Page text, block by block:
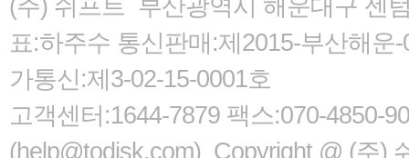
(주) 쉬프트 부산광역시 해운대구 센
표:하주수 통신판매:제2015-부산해
가통신:제3-02-15-0001호
고객센터:1644-7879 팩스:070-4850-
(help@todisk.com) Copyright @ (주)